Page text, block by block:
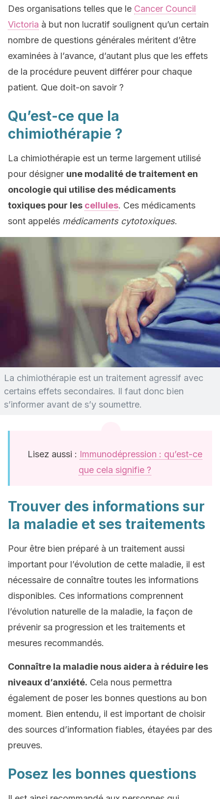
Des organisations telles que le Cancer Council
Victoria à but non lucratif soulignent qu’un certain
nombre de questions générales méritent d’être
examinées à l’avance, d’autant plus que les effets
de la procédure peuvent différer pour chaque
patient. Que doit-on savoir ?
Qu’est-ce que la
chimiothérapie ?
La chimiothérapie est un terme largement utilisé
pour désigner une modalité de traitement en
oncologie qui utilise des médicaments
toxiques pour les cellules. Ces médicaments
sont appelés médicaments cytotoxiques.
La chimiothérapie est un traitement agressif avec
certains effets secondaires. Il faut donc bien
s’informer avant de s’y soumettre.
Lisez aussi : Immunodépression : qu’est-ce
que cela signifie ?
Trouver des informations sur
la maladie et ses traitements
Pour être bien préparé à un traitement aussi
important pour l’évolution de cette maladie, il est
nécessaire de connaître toutes les informations
disponibles. Ces informations comprennent
l’évolution naturelle de la maladie, la façon de
prévenir sa progression et les traitements et
mesures recommandés.
Connaître la maladie nous aidera à réduire les
niveaux d’anxiété. Cela nous permettra
également de poser les bonnes questions au bon
moment. Bien entendu, il est important de choisir
des sources d’information fiables, étayées par des
preuves.
Posez les bonnes questions